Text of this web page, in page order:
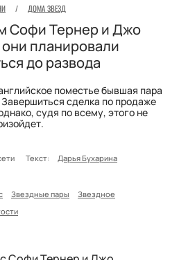
/ ДОМА ЗВЕЗД
Софи Тернер и Джо
планировали
до развода
поместье бывшая пара
сделка по продаже
судя по всему, этого не
Текст:
Дарья Бухарина
Звездные пары
Звездное